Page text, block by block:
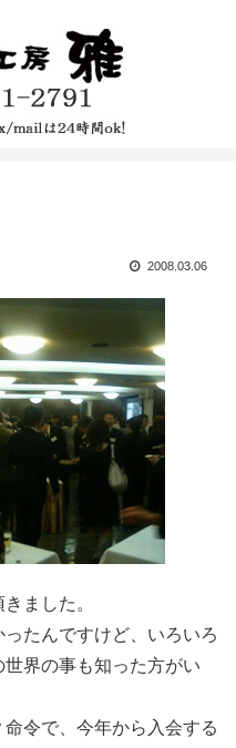
2008.03.06
ました。
たんですけど、いろいろ
界の事も知った方がい
令で、今年から入会する